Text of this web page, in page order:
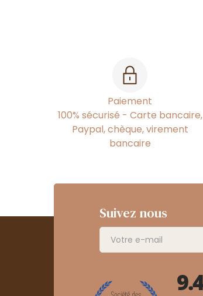
Paiement
100% sécurisé - Carte bancaire,
Paypal, chèque, virement
bancaire
Suivez nous